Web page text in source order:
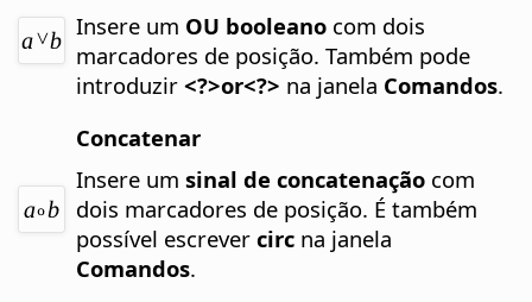
Insere um OU booleano com dois
marcadores de posição. Também pode
introduzir<?>or<?> na janela Comandos.
Concatenar
Insere umsinal de concatenação com
dois marcadores de posição. É também
possível escrevercirc na janela
Comandos.